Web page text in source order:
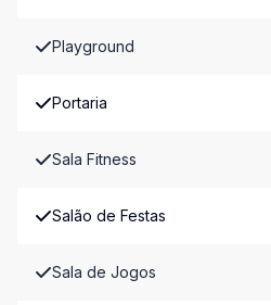
Playground
Portaria
Sala Fitness
Salão de Festas
Sala de Jogos